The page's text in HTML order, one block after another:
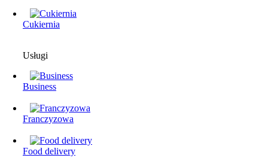
Cukiernia
Usługi
Business
Franczyzowa
Food delivery